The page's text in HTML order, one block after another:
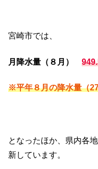
宮崎市では、
月降水量（８月）
※平年８月の降水量（
となったほか、県内各
新しています。